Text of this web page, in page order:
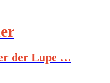
der Lupe …